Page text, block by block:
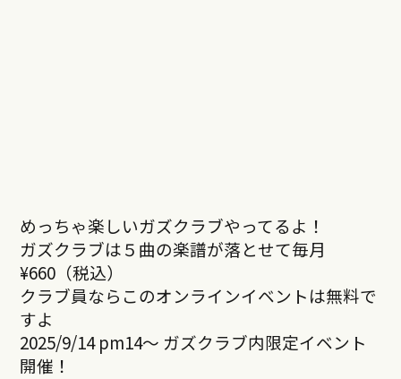
めっちゃ楽しいガズクラブやってるよ！
ガズクラブは５曲の楽譜が落とせて毎月
¥660（税込）
クラブ員ならこのオンラインイベントは無料で
すよ
2025/9/14 pm14～ ガズクラブ内限定イベント
開催！